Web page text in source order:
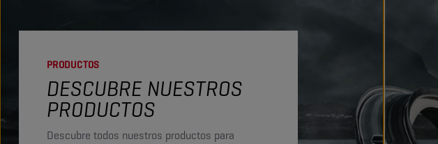
PRODUCTOS
DESCUBRE NUESTROS
PRODUCTOS
Descubre todos nuestros productos para